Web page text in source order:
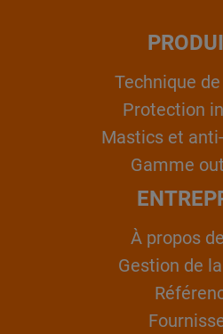
Technique
Protection
Mastics et
Gamme
À propos
Gestion de